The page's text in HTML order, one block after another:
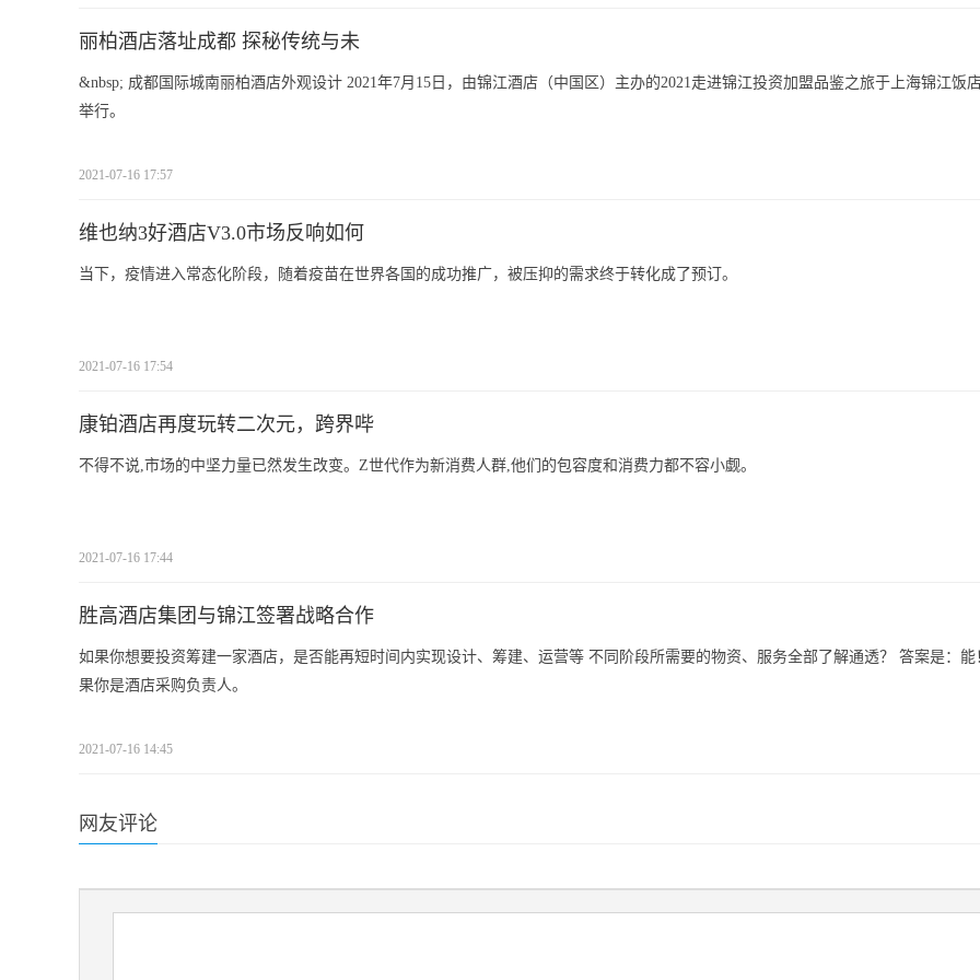
丽柏酒店落址成都 探秘传统与未
&nbsp; 成都国际城南丽柏酒店外观设计 2021年7月15日，由锦江酒店（中国区）主办的2021走进锦江投资加盟品鉴之旅于上海锦江饭
举行。
2021-07-16 17:57
维也纳3好酒店V3.0市场反响如何
当下，疫情进入常态化阶段，随着疫苗在世界各国的成功推广，被压抑的需求终于转化成了预订。
2021-07-16 17:54
康铂酒店再度玩转二次元，跨界哔
不得不说,市场的中坚力量已然发生改变。Z世代作为新消费人群,他们的包容度和消费力都不容小觑。
2021-07-16 17:44
胜高酒店集团与锦江签署战略合作
如果你想要投资筹建一家酒店，是否能再短时间内实现设计、筹建、运营等 不同阶段所需要的物资、服务全部了解通透？ 答案是：能
果你是酒店采购负责人。
2021-07-16 14:45
网友评论